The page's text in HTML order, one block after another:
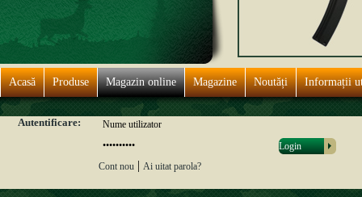
Acasă Produse Magazin online Magazine Noutăți Informații
Autentificare:
Cont nou | Ai uitat parola?